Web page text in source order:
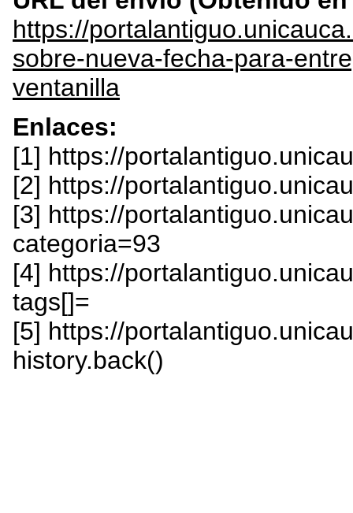
https://
sobre-nueva-fecha-para-
ventanilla
Enlaces:
[1] https://
[2] https://
[3] https://
categoria=93
[4] https://
tags[]=
[5] https://
history.back()